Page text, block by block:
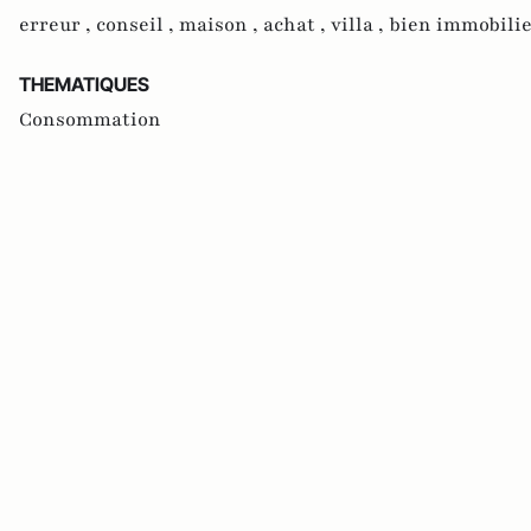
erreur , conseil , maison , achat , villa , bien
THEMATIQUES
Consommation